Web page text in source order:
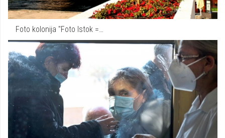
Foto kolonija "Foto Istok =…